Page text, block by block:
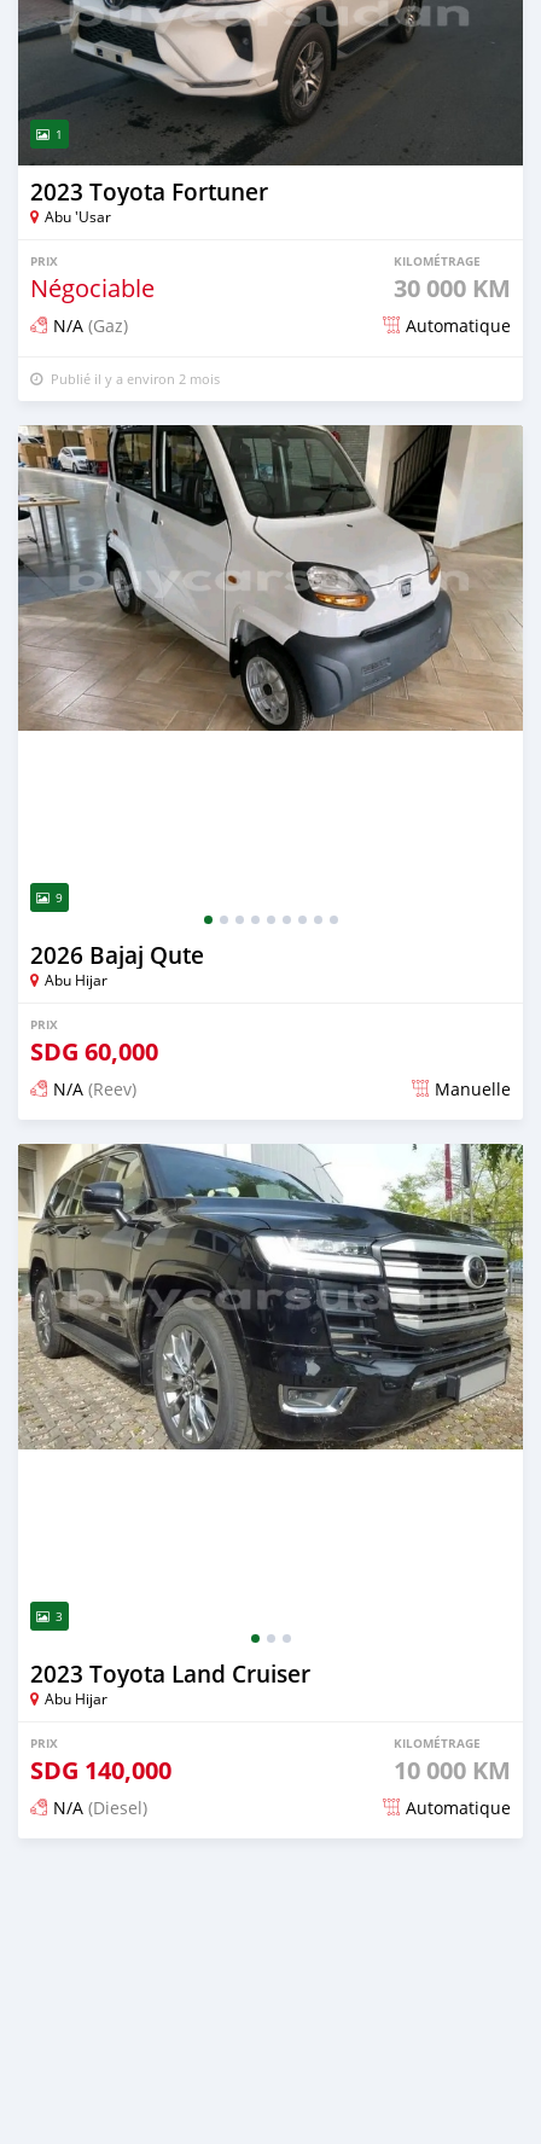
1
2023 Toyota Fortuner
Abu 'Usar
PRIX
Négociable
KILOMÉTRAGE
30 000 KM
N/A (Gaz) Automatique
Publié il y a environ 2 mois
9
2026 Bajaj Qute
Abu Hijar
PRIX
SDG 60,000
N/A (Reev) Manuelle
Publié il y a 2 mois
3
2023 Toyota Land Cruiser
Abu Hijar
PRIX
SDG 140,000
KILOMÉTRAGE
10 000 KM
N/A (Diesel) Automatique